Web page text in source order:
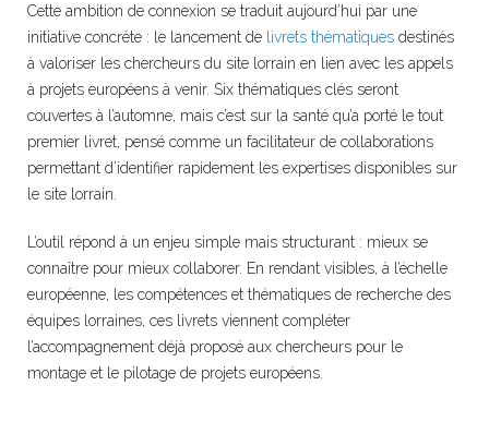
Cette ambition de connexion se traduit aujourd’hui par une
initiative concrète : le lancement de livrets thématiques destinés
à valoriser les chercheurs du site lorrain en lien avec les appels
à projets européens à venir. Six thématiques clés seront
couvertes à l’automne, mais c’est sur la santé qu’a porté le tout
premier livret, pensé comme un facilitateur de collaborations
permettant d’identifier rapidement les expertises disponibles sur
le site lorrain.
L’outil répond à un enjeu simple mais structurant : mieux se
connaître pour mieux collaborer. En rendant visibles, à l’échelle
européenne, les compétences et thématiques de recherche des
équipes lorraines, ces livrets viennent compléter
l’accompagnement déjà proposé aux chercheurs pour le
montage et le pilotage de projets européens.